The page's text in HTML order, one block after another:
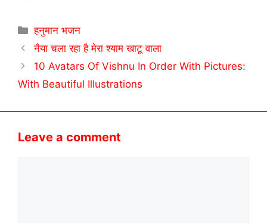
Categories
हनुमान भजन
नैया चला रहा है मेरा श्याम खाटू वाला
10 Avatars Of Vishnu In Order With Pictures:
With Beautiful Illustrations
Leave a comment